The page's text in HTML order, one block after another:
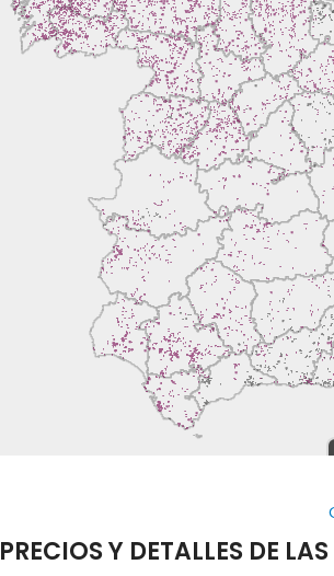
PRECIOS Y DETALLES DE